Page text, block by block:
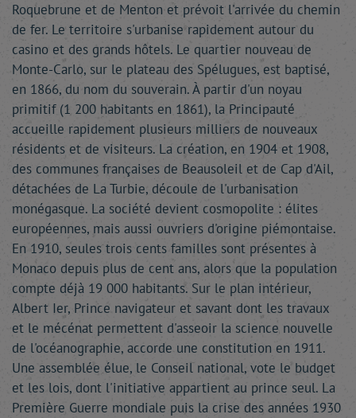
Roquebrune et de Menton et prévoit l'arrivée du chemin
de fer. Le territoire s'urbanise rapidement autour du
casino et des grands hôtels. Le quartier nouveau de
Monte-Carlo, sur le plateau des Spélugues, est baptisé,
en 1866, du nom du souverain. À partir d'un noyau
primitif (1 200 habitants en 1861), la Principauté
accueille rapidement plusieurs milliers de nouveaux
résidents et de visiteurs. La création, en 1904 et 1908,
des communes françaises de Beausoleil et de Cap d'Ail,
détachées de La Turbie, découle de l'urbanisation
monégasque. La société devient cosmopolite : élites
européennes, mais aussi ouvriers d'origine piémontaise.
En 1910, seules trois cents familles sont présentes à
Monaco depuis plus de cent ans, alors que la population
compte déjà 19 000 habitants. Sur le plan intérieur,
Albert Ier, Prince navigateur et savant dont les travaux
et le mécénat permettent d'asseoir la science nouvelle
de l'océanographie, accorde une constitution en 1911.
Une assemblée élue, le Conseil national, vote le budget
et les lois, dont l'initiative appartient au prince seul. La
Première Guerre mondiale puis la crise des années 1930